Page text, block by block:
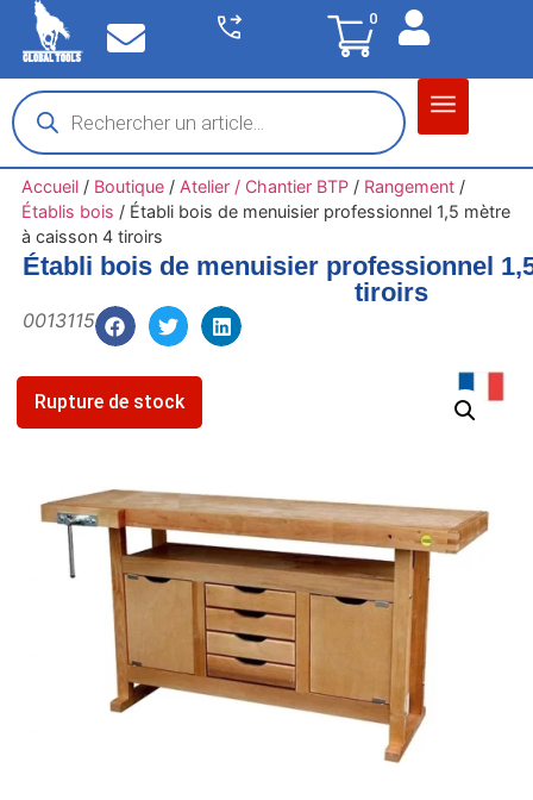
0
Accueil/ Boutique/ Atelier / Chantier BTP/ Rangement/
Établis bois / Établi bois de menuisier professionnel 1,5 mètre
à caisson 4 tiroirs
Rupture de stock
Établi bois de menuisier professionnel
tiroirs
0013115